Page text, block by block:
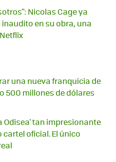
Nicolas Cage ya
en su obra, una
una nueva franquicia de
500 millones de dólares
Odisea' tan impresionante
oficial. El único